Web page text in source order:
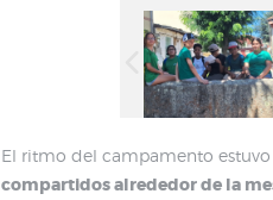
El ritmo del campamento
compartidos alrededor de la